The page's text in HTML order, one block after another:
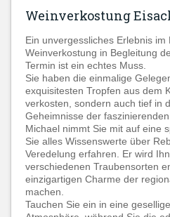
Weinverkostung
Ein unvergessliches Erlebnis im
Weinverkostung in Begleitung
Termin ist ein echtes Muss.
Sie haben die einmalige
exquisitesten Tropfen aus dem
verkosten, sondern auch tief in
Geheimnisse der
Michael nimmt Sie mit auf eine
Sie alles Wissenswerte über
Veredelung erfahren. Er wird
verschiedenen Traubensorten
einzigartigen Charme der
machen.
Tauchen Sie ein in eine